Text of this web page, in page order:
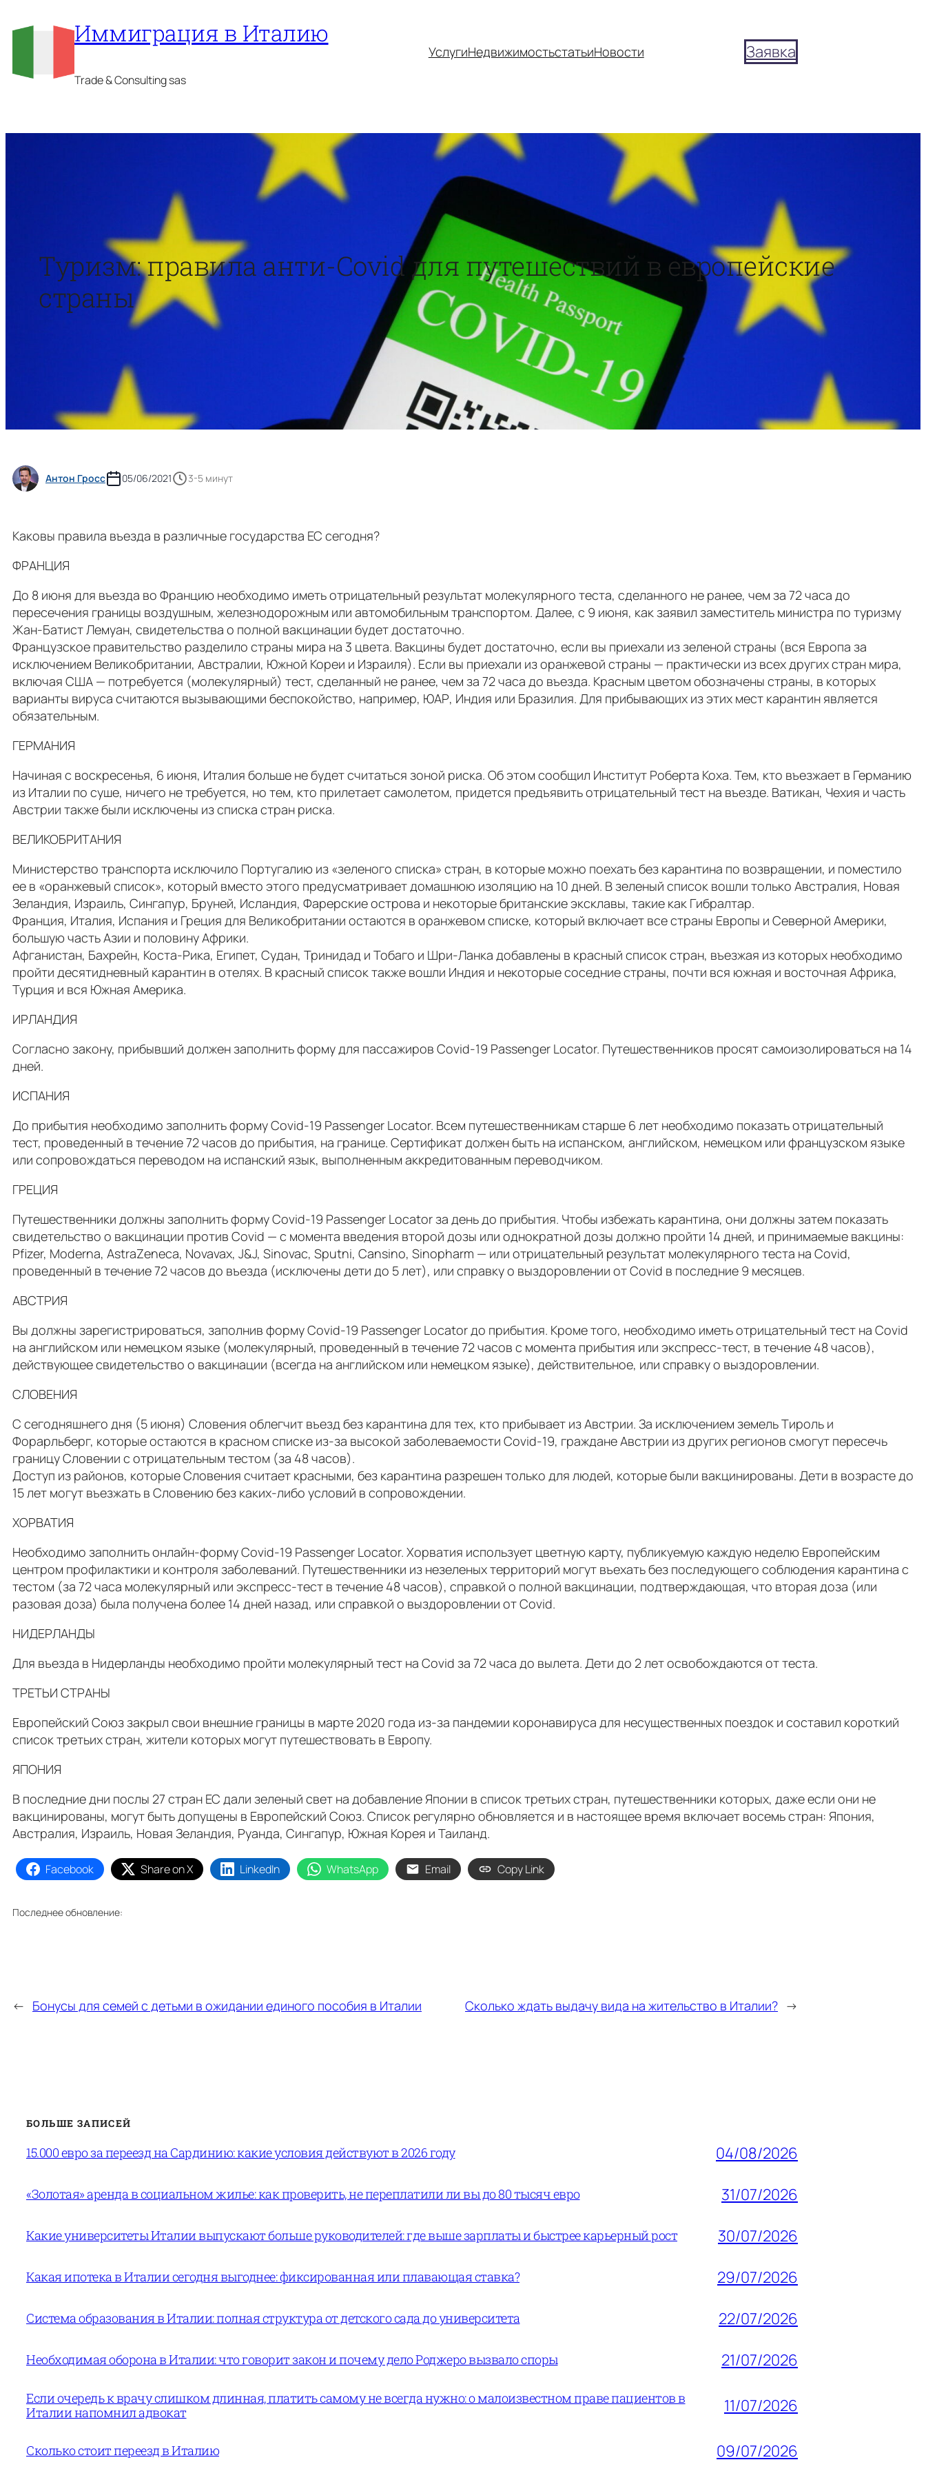
Иммиграция в Италию
Trade & Consulting sas
УслугиНедвижимостьстатьиНовости Заявка
Туризм: правила анти-Covid для путешествий в европейские
страны
Антон Гросс 05/06/2021 3-5 минут
Каковы правила въезда в различные государства ЕС сегодня?
ФРАНЦИЯ
До 8 июня для въезда во Францию ​​необходимо иметь отрицательный результат молекулярного теста, сделанного не ранее, чем за 72 часа до
пересечения границы воздушным, железнодорожным или автомобильным транспортом. Далее, с 9 июня, как заявил заместитель министра по туризму
Жан-Батист Лемуан, свидетельства о полной вакцинации будет достаточно.
Французское правительство разделило страны мира на 3 цвета. Вакцины будет достаточно, если вы приехали из зеленой страны (вся Европа за
исключением Великобритании, Австралии, Южной Кореи и Израиля). Если вы приехали из оранжевой страны — практически из всех других стран мира,
включая США — потребуется (молекулярный) тест, сделанный не ранее, чем за 72 часа до въезда. Красным цветом обозначены страны, в которых
варианты вируса считаются вызывающими беспокойство, например, ЮАР, Индия или Бразилия. Для прибывающих из этих мест карантин является
обязательным.
ГЕРМАНИЯ
Начиная с воскресенья, 6 июня, Италия больше не будет считаться зоной риска. Об этом сообщил Институт Роберта Коха. Тем, кто въезжает в Германию
из Италии по суше, ничего не требуется, но тем, кто прилетает самолетом, придется предъявить отрицательный тест на въезде. Ватикан, Чехия и часть
Австрии также были исключены из списка стран риска.
ВЕЛИКОБРИТАНИЯ
Министерство транспорта исключило Португалию из «зеленого списка» стран, в которые можно поехать без карантина по возвращении, и поместило
ее в «оранжевый список», который вместо этого предусматривает домашнюю изоляцию на 10 дней. В зеленый список вошли только Австралия, Новая
Зеландия, Израиль, Сингапур, Бруней, Исландия, Фарерские острова и некоторые британские эксклавы, такие как Гибралтар.
Франция, Италия, Испания и Греция для Великобритании остаются в оранжевом списке, который включает все страны Европы и Северной Америки,
большую часть Азии и половину Африки.
Афганистан, Бахрейн, Коста-Рика, Египет, Судан, Тринидад и Тобаго и Шри-Ланка добавлены в красный список стран, въезжая из которых необходимо
пройти десятидневный карантин в отелях. В красный список также вошли Индия и некоторые соседние страны, почти вся южная и восточная Африка,
Турция и вся Южная Америка.
ИРЛАНДИЯ
Согласно закону, прибывший должен заполнить форму для пассажиров Covid-19 Passenger Locator. Путешественников просят самоизолироваться на 14
дней.
ИСПАНИЯ
До прибытия необходимо заполнить форму Covid-19 Passenger Locator. Всем путешественникам старше 6 лет необходимо показать отрицательный
тест, проведенный в течение 72 часов до прибытия, на границе. Сертификат должен быть на испанском, английском, немецком или французском языке
или сопровождаться переводом на испанский язык, выполненным аккредитованным переводчиком.
ГРЕЦИЯ
Путешественники должны заполнить форму Covid-19 Passenger Locator за день до прибытия. Чтобы избежать карантина, они должны затем показать
свидетельство о вакцинации против Covid — с момента введения второй дозы или однократной дозы должно пройти 14 дней, и принимаемые вакцины:
Pfizer, Moderna, AstraZeneca, Novavax, J&J, Sinovac, Sputni, Cansino, Sinopharm — или отрицательный результат молекулярного теста на Covid,
проведенный в течение 72 часов до въезда (исключены дети до 5 лет), или справку о выздоровлении от Covid в последние 9 месяцев.
АВСТРИЯ
Вы должны зарегистрироваться, заполнив форму Covid-19 Passenger Locator до прибытия. Кроме того, необходимо иметь отрицательный тест на Covid
на английском или немецком языке (молекулярный, проведенный в течение 72 часов с момента прибытия или экспресс-тест, в течение 48 часов),
действующее свидетельство о вакцинации (всегда на английском или немецком языке), действительное, или справку о выздоровлении.
СЛОВЕНИЯ
С сегодняшнего дня (5 июня) Словения облегчит въезд без карантина для тех, кто прибывает из Австрии. За исключением земель Тироль и
Форарльберг, которые остаются в красном списке из-за высокой заболеваемости Covid-19, граждане Австрии из других регионов смогут пересечь
границу Словении с отрицательным тестом (за 48 часов).
Доступ из районов, которые Словения считает красными, без карантина разрешен только для людей, которые были вакцинированы. Дети в возрасте до
15 лет могут въезжать в Словению без каких-либо условий в сопровождении.
ХОРВАТИЯ
Необходимо заполнить онлайн-форму Covid-19 Passenger Locator. Хорватия использует цветную карту, публикуемую каждую неделю Европейским
центром профилактики и контроля заболеваний. Путешественники из незеленых территорий могут въехать без последующего соблюдения карантина с
тестом (за 72 часа молекулярный или экспресс-тест в течение 48 часов), справкой о полной вакцинации, подтверждающая, что вторая доза (или
разовая доза) была получена более 14 дней назад, или справкой о выздоровлении от Covid.
НИДЕРЛАНДЫ
Для въезда в Нидерланды необходимо пройти молекулярный тест на Covid за 72 часа до вылета. Дети до 2 лет освобождаются от теста.
ТРЕТЬИ СТРАНЫ
Европейский Союз закрыл свои внешние границы в марте 2020 года из-за пандемии коронавируса для несущественных поездок и составил короткий
список третьих стран, жители которых могут путешествовать в Европу.
ЯПОНИЯ
В последние дни послы 27 стран ЕС дали зеленый свет на добавление Японии в список третьих стран, путешественники которых, даже если они не
вакцинированы, могут быть допущены в Европейский Союз. Список регулярно обновляется и в настоящее время включает восемь стран: Япония,
Австралия, Израиль, Новая Зеландия, Руанда, Сингапур, Южная Корея и Таиланд.
Facebook Share on X LinkedIn WhatsApp Email Copy Link
Последнее обновление:
← Бонусы для семей с детьми в ожидании единого пособия в Италии Сколько ждать выдачу вида на жительство в Италии? →
БОЛЬШЕ ЗАПИСЕЙ
15.000 евро за переезд на Сардинию: какие условия действуют в 2026 году 04/08/2026
«Золотая» аренда в социальном жилье: как проверить, не переплатили ли вы до 80 тысяч евро 31/07/2026
Какие университеты Италии выпускают больше руководителей: где выше зарплаты и быстрее карьерный рост 30/07/2026
Какая ипотека в Италии сегодня выгоднее: фиксированная или плавающая ставка? 29/07/2026
Система образования в Италии: полная структура от детского сада до университета 22/07/2026
Необходимая оборона в Италии: что говорит закон и почему дело Роджеро вызвало споры 21/07/2026
Если очередь к врачу слишком длинная, платить самому не всегда нужно: о малоизвестном праве пациентов в
Италии напомнил адвокат
11/07/2026
Сколько стоит переезд в Италию 09/07/2026